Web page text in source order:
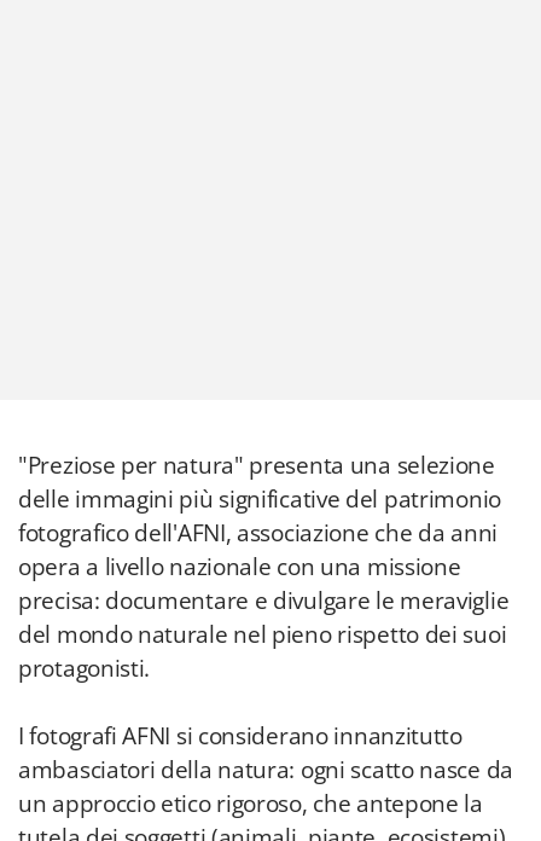
"Preziose per natura" presenta una selezione
delle immagini più significative del patrimonio
fotografico dell'AFNI, associazione che da anni
opera a livello nazionale con una missione
precisa: documentare e divulgare le meraviglie
del mondo naturale nel pieno rispetto dei suoi
protagonisti.
I fotografi AFNI si considerano innanzitutto
ambasciatori della natura: ogni scatto nasce da
un approccio etico rigoroso, che antepone la